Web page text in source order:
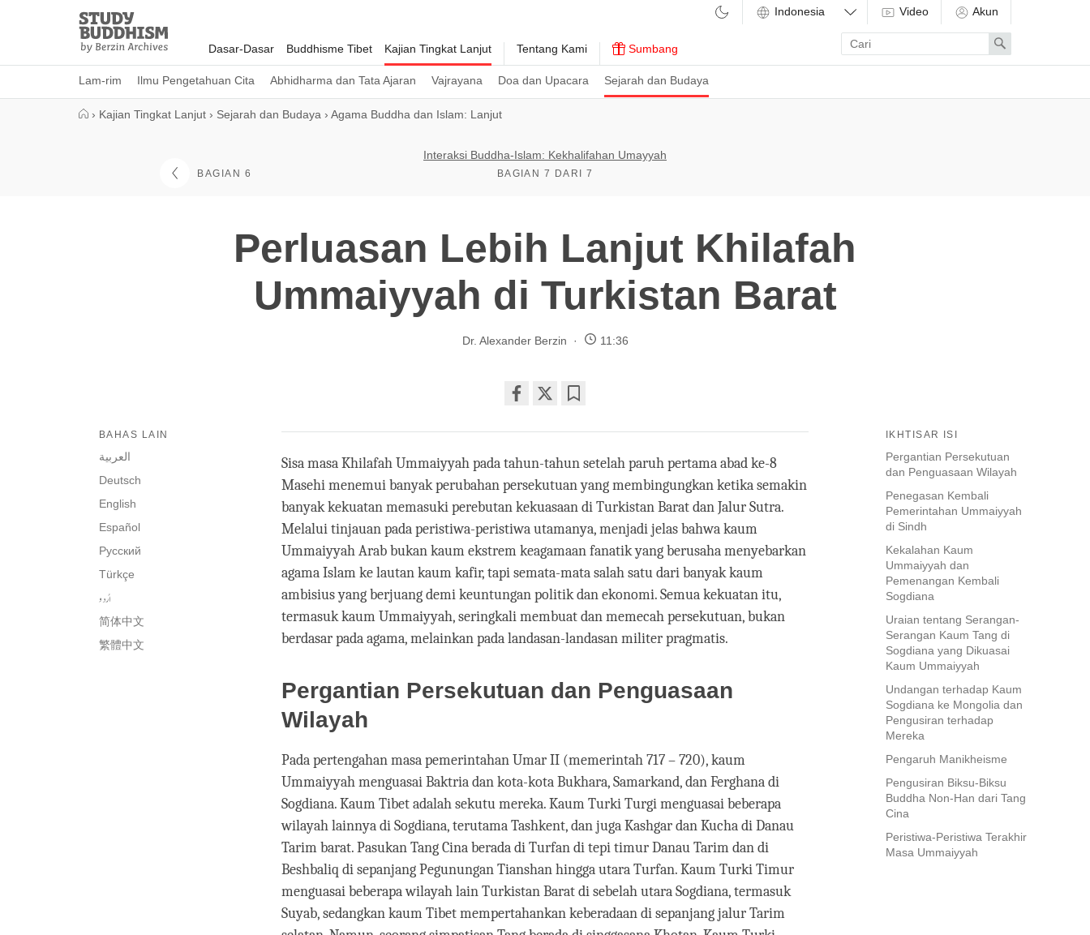
Study
Buddhism
Home
Dasar-Dasar Buddhisme Tibet Kajian Tingkat Lanjut
Lam-rim Ilmu Pengetahuan Cita Abhidharma dan Tata Ajaran Vajrayana Doa dan Upacara Sejarah dan Budaya
Tentang Kami Sumbang
Video Akun
Enter
search
term
Search
› Kajian Tingkat Lanjut › Sejarah dan Budaya › Agama Buddha dan Islam: Lanjut
BAGIAN 6
Interaksi Buddha-Islam: Kekhalifahan Umayyah
BAGIAN 7 DARI 7
Perluasan Lebih Lanjut Khilafah
Ummaiyyah di Turkistan Barat
Dr. Alexander Berzin 11:36
on
facebook
IKHTISAR ISI
Pergantian Persekutuan
dan Penguasaan Wilayah
Penegasan Kembali
Pemerintahan Ummaiyyah
di Sindh
Kekalahan Kaum
Ummaiyyah dan
Pemenangan Kembali
Sogdiana
Uraian tentang Serangan-
Serangan Kaum Tang di
Sogdiana yang Dikuasai
Kaum Ummaiyyah
Undangan terhadap Kaum
Sogdiana ke Mongolia dan
Pengusiran terhadap
Mereka
Pengaruh Manikheisme
Pengusiran Biksu-Biksu
Buddha Non-Han dari Tang
Cina
Peristiwa-Peristiwa Terakhir
Masa Ummaiyyah
BAHAS LAIN
العربية
Deutsch
English
Español
Русский
Türkçe
اُردو
简体中文
繁體中文
Sisa masa Khilafah Ummaiyyah pada tahun-tahun setelah paruh pertama abad ke-8
Masehi menemui banyak perubahan persekutuan yang membingungkan ketika semakin
banyak kekuatan memasuki perebutan kekuasaan di Turkistan Barat dan Jalur Sutra.
Melalui tinjauan pada peristiwa-peristiwa utamanya, menjadi jelas bahwa kaum
Ummaiyyah Arab bukan kaum ekstrem keagamaan fanatik yang berusaha menyebarkan
agama Islam ke lautan kaum kafir, tapi semata-mata salah satu dari banyak kaum
ambisius yang berjuang demi keuntungan politik dan ekonomi. Semua kekuatan itu,
termasuk kaum Ummaiyyah, seringkali membuat dan memecah persekutuan, bukan
berdasar pada agama, melainkan pada landasan-landasan militer pragmatis.
Pergantian Persekutuan dan Penguasaan
Wilayah
Pada pertengahan masa pemerintahan Umar II (memerintah 717 – 720), kaum
Ummaiyyah menguasai Baktria dan kota-kota Bukhara, Samarkand, dan Ferghana di
Sogdiana. Kaum Tibet adalah sekutu mereka. Kaum Turki Turgi menguasai beberapa
wilayah lainnya di Sogdiana, terutama Tashkent, dan juga Kashgar dan Kucha di Danau
Tarim barat. Pasukan Tang Cina berada di Turfan di tepi timur Danau Tarim dan di
Beshbaliq di sepanjang Pegunungan Tianshan hingga utara Turfan. Kaum Turki Timur
menguasai beberapa wilayah lain Turkistan Barat di sebelah utara Sogdiana, termasuk
Suyab, sedangkan kaum Tibet mempertahankan keberadaan di sepanjang jalur Tarim